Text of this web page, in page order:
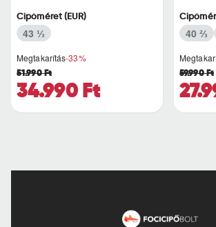
Megtakarítás-33%
34.990 Ft
51.990 Ft
Cipőméret (EUR)
43 ⅓
59.990 Ft
40 ⅔